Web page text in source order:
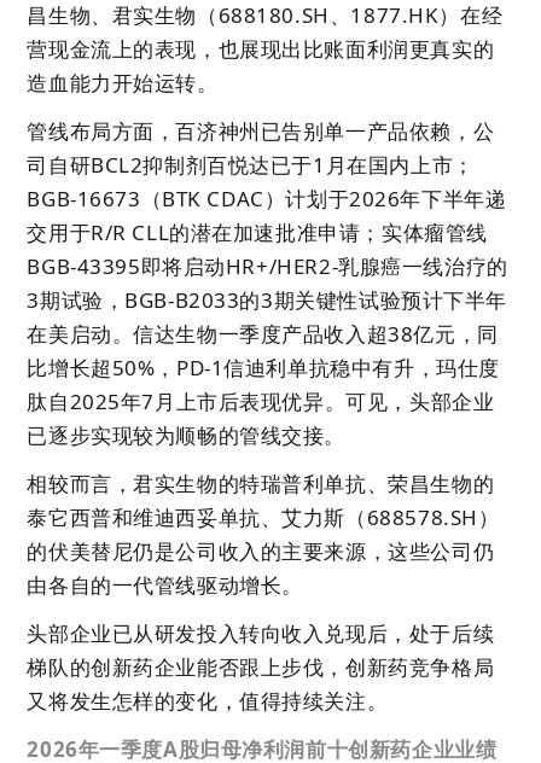
昌生物、君实生物（688180.SH、1877.HK）在经
营现金流上的表现，也展现出比账面利润更真实的
造血能力开始运转。
管线布局方面，百济神州已告别单一产品依赖，公
司自研BCL2抑制剂百悦达已于1月在国内上市；
BGB-16673（BTK CDAC）计划于2026年下半年递
交用于R/R CLL的潜在加速批准申请；实体瘤管线
BGB-43395即将启动HR+/HER2-乳腺癌一线治疗的
3期试验，BGB-B2033的3期关键性试验预计下半年
在美启动。信达生物一季度产品收入超38亿元，同
比增长超50%，PD-1信迪利单抗稳中有升，玛仕度
肽自2025年7月上市后表现优异。可见，头部企业
已逐步实现较为顺畅的管线交接。
相较而言，君实生物的特瑞普利单抗、荣昌生物的
泰它西普和维迪西妥单抗、艾力斯（688578.SH）
的伏美替尼仍是公司收入的主要来源，这些公司仍
由各自的一代管线驱动增长。
头部企业已从研发投入转向收入兑现后，处于后续
梯队的创新药企业能否跟上步伐，创新药竞争格局
又将发生怎样的变化，值得持续关注。
2026年一季度A股归母净利润前十创新药企业业绩